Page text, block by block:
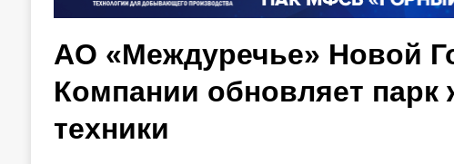
АО «Междуречье» Новой
Компании обновляет
техники